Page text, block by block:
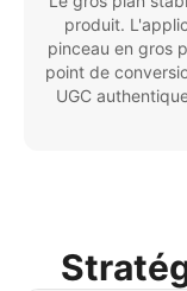
produit.
pinceau en gros
point de
UGC